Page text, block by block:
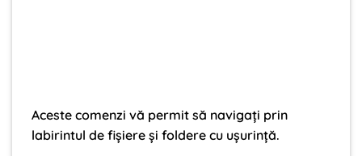
Aceste comenzi vă permit să navigați prin
labirintul de fișiere și foldere cu ușurință.